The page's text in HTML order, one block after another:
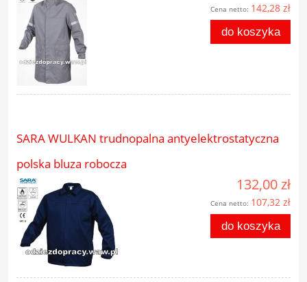
Cena netto: 142,28 zł
do koszyka
SARA WULKAN trudnopalna antyelektrostatyczna
polska bluza robocza
132,00 zł
Cena netto: 107,32 zł
do koszyka